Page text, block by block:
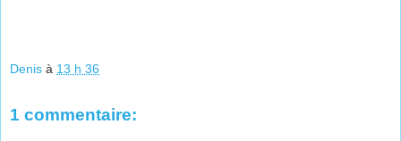
Denis à 13 h 36
1 commentaire: